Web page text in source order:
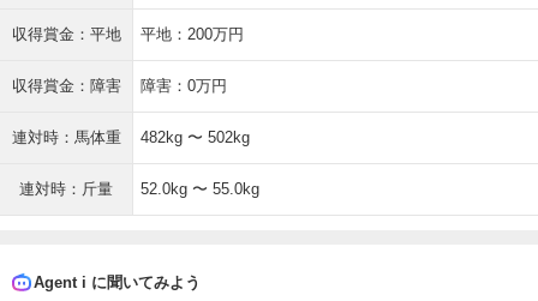
収得賞金：平地 平地：200万円
収得賞金：障害 障害：0万円
連対時：馬体重 482kg 〜 502kg
連対時：斤量 52.0kg 〜 55.0kg
Agent i に聞いてみよう